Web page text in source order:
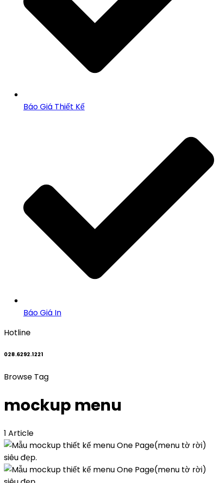
Báo Giá Thiết Kế
Báo Giá In
Hotline
028.6292.1221
Browse Tag
mockup menu
1 Article